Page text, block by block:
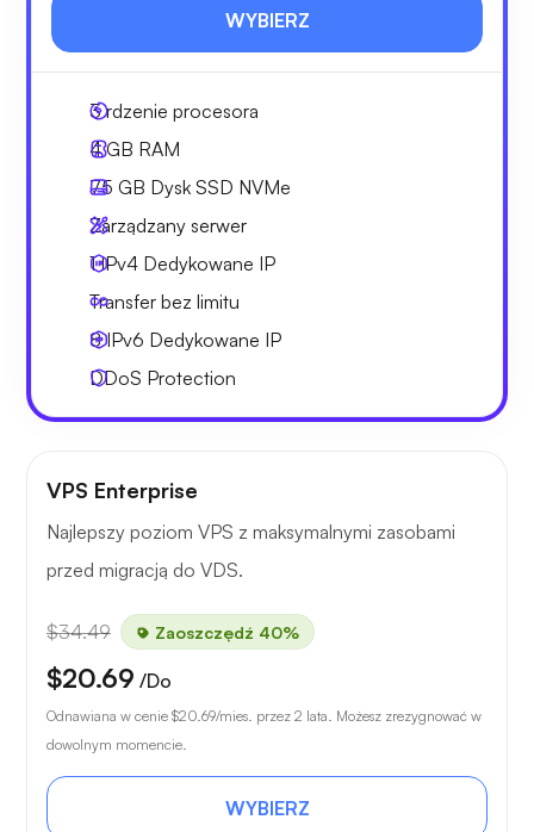
WYBIERZ
3rdzenie procesora
4 GB RAM
75 GB Dysk SSD NVMe
Zarządzany serwer
1 IPv4 Dedykowane IP
Transfer bez limitu
8 IPv6 Dedykowane IP
DDoS Protection
VPS Enterprise
Najlepszy poziom VPS z maksymalnymi zasobami
przed migracją do VDS.
$34.49 Zaoszczędź 40%
$20.69 /Do
Odnawiana w cenie $20.69/mies. przez 2 lata. Możesz zrezygnować w
dowolnym momencie.
WYBIERZ